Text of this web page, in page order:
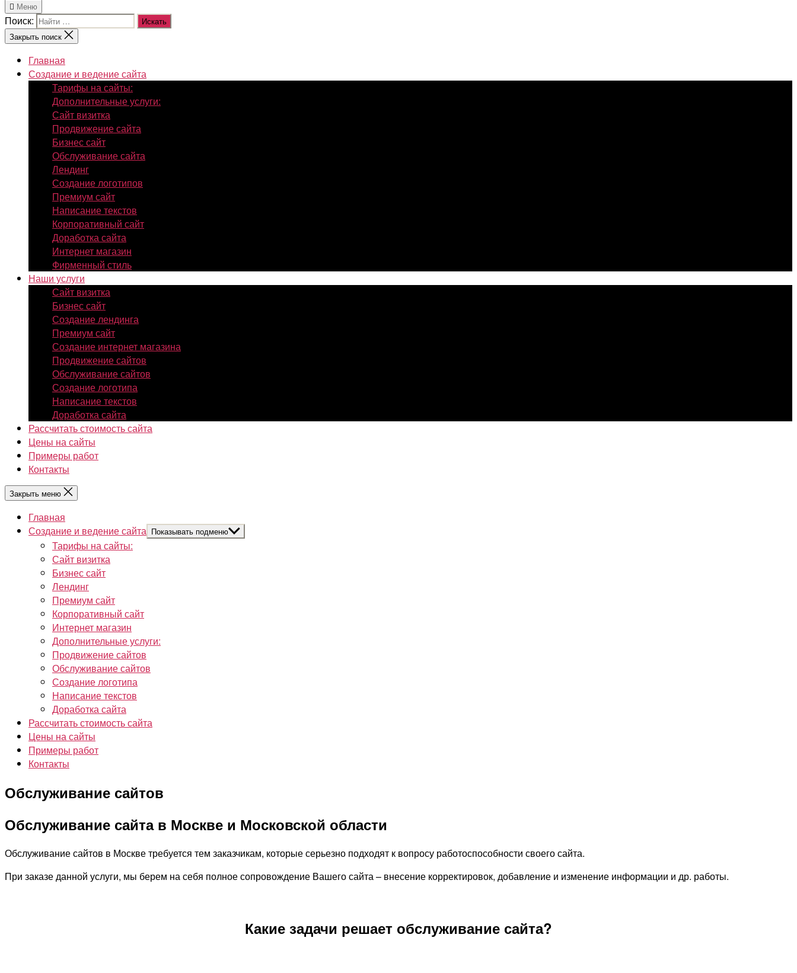
Меню
Поиск:
Закрыть поиск
Главная
Создание и ведение сайта
Тарифы на сайты:
Дополнительные услуги:
Сайт визитка
Продвижение сайта
Бизнес сайт
Обслуживание сайта
Лендинг
Создание логотипов
Премиум сайт
Написание текстов
Корпоративный сайт
Доработка сайта
Интернет магазин
Фирменный стиль
Наши услуги
Сайт визитка
Бизнес сайт
Создание лендинга
Премиум сайт
Создание интернет магазина
Продвижение сайтов
Обслуживание сайтов
Создание логотипа
Написание текстов
Доработка сайта
Рассчитать стоимость сайта
Цены на сайты
Примеры работ
Контакты
Закрыть меню
Главная
Создание и ведение сайта Показывать подменю
Тарифы на сайты:
Сайт визитка
Бизнес сайт
Лендинг
Премиум сайт
Корпоративный сайт
Интернет магазин
Дополнительные услуги:
Продвижение сайтов
Обслуживание сайтов
Создание логотипа
Написание текстов
Доработка сайта
Рассчитать стоимость сайта
Цены на сайты
Примеры работ
Контакты
Обслуживание сайтов
Обслуживание сайта в Москве и Московской области
Обслуживание сайтов в Москве требуется тем заказчикам, которые серьезно подходят к вопросу работоспособности своего сайта.
При заказе данной услуги, мы берем на себя полное сопровождение Вашего сайта – внесение корректировок, добавление и изменение информации и др. работы.
Какие задачи решает обслуживание сайта?